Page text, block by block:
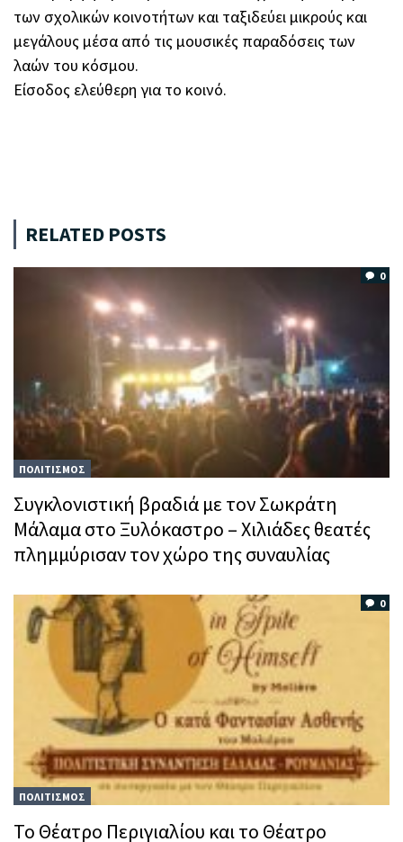
των σχολικών κοινοτήτων και ταξιδεύει μικρούς και
μεγάλους μέσα από τις μουσικές παραδόσεις των
λαών του κόσμου.
Είσοδος ελεύθερη για το κοινό.
RELATED POSTS
0
ΠΟΛΙΤΙΣΜΟΣ
Συγκλονιστική βραδιά με τον Σωκράτη
Μάλαμα στο Ξυλόκαστρο – Χιλιάδες θεατές
πλημμύρισαν τον χώρο της συναυλίας
0
ΠΟΛΙΤΙΣΜΟΣ
Το Θέατρο Περιγιαλίου και το Θέατρο